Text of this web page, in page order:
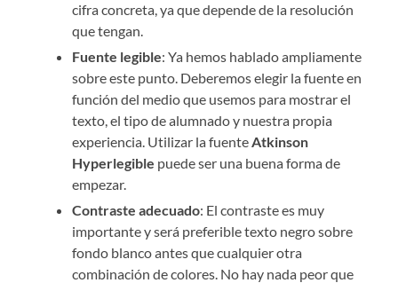
cifra concreta, ya que depende de la resolución
que tengan.
Fuente legible: Ya hemos hablado ampliamente
sobre este punto. Deberemos elegir la fuente en
función del medio que usemos para mostrar el
texto, el tipo de alumnado y nuestra propia
experiencia. Utilizar la fuenteAtkinson
Hyperlegible puede ser una buena forma de
empezar.
Contraste adecuado: El contraste es muy
importante y será preferible texto negro sobre
fondo blanco antes que cualquier otra
combinación de colores. No hay nada peor que